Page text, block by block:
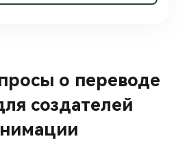
о переводе
создателей